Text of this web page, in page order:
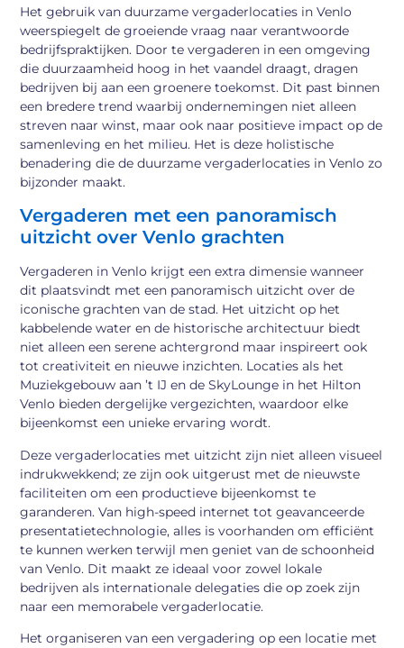
Het gebruik van duurzame vergaderlocaties in Venlo
weerspiegelt de groeiende vraag naar verantwoorde
bedrijfspraktijken. Door te vergaderen in een omgeving
die duurzaamheid hoog in het vaandel draagt, dragen
bedrijven bij aan een groenere toekomst. Dit past binnen
een bredere trend waarbij ondernemingen niet alleen
streven naar winst, maar ook naar positieve impact op de
samenleving en het milieu. Het is deze holistische
benadering die de duurzame vergaderlocaties in Venlo zo
bijzonder maakt.
Vergaderen met een panoramisch
uitzicht over Venlo grachten
Vergaderen in Venlo krijgt een extra dimensie wanneer
dit plaatsvindt met een panoramisch uitzicht over de
iconische grachten van de stad. Het uitzicht op het
kabbelende water en de historische architectuur biedt
niet alleen een serene achtergrond maar inspireert ook
tot creativiteit en nieuwe inzichten. Locaties als het
Muziekgebouw aan ’t IJ en de SkyLounge in het Hilton
Venlo bieden dergelijke vergezichten, waardoor elke
bijeenkomst een unieke ervaring wordt.
Deze vergaderlocaties met uitzicht zijn niet alleen visueel
indrukwekkend; ze zijn ook uitgerust met de nieuwste
faciliteiten om een productieve bijeenkomst te
garanderen. Van high-speed internet tot geavanceerde
presentatietechnologie, alles is voorhanden om efficiënt
te kunnen werken terwijl men geniet van de schoonheid
van Venlo. Dit maakt ze ideaal voor zowel lokale
bedrijven als internationale delegaties die op zoek zijn
naar een memorabele vergaderlocatie.
Het organiseren van een vergadering op een locatie met